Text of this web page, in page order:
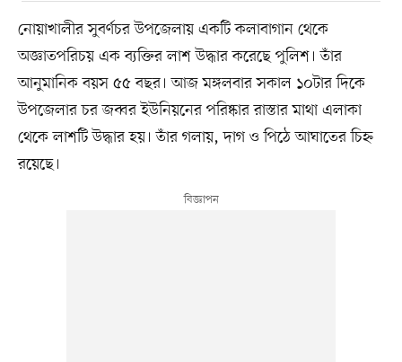
নোয়াখালীর সুবর্ণচর উপজেলায় একটি কলাবাগান থেকে
অজ্ঞাতপরিচয় এক ব্যক্তির লাশ উদ্ধার করেছে পুলিশ। তাঁর
আনুমানিক বয়স ৫৫ বছর। আজ মঙ্গলবার সকাল ১০টার দিকে
উপজেলার চর জব্বর ইউনিয়নের পরিষ্কার রাস্তার মাথা এলাকা
থেকে লাশটি উদ্ধার হয়। তাঁর গলায়, দাগ ও পিঠে আঘাতের চিহ্ন
রয়েছে।